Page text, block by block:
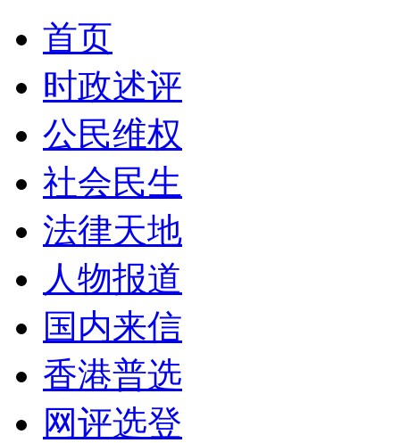
首页
时政述评
公民维权
社会民生
法律天地
人物报道
国内来信
香港普选
网评选登